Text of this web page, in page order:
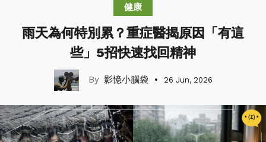
健康
雨天為何特別累？重症醫揭原因「有這
些」5招快速找回精神
影憶小腦袋 26 Jun, 2026